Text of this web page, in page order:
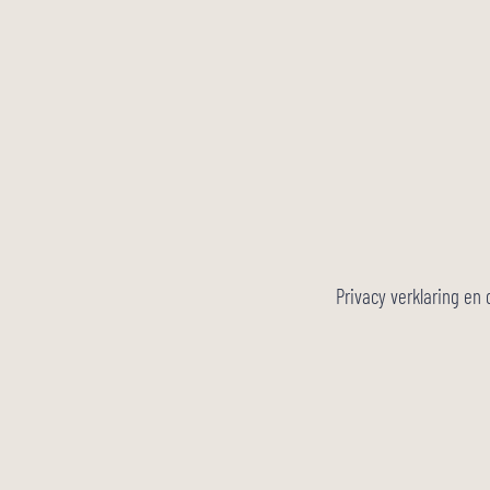
Privacy verklaring en